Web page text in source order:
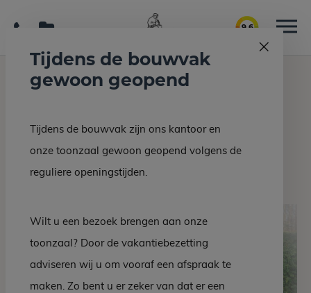
9.6
Home Grafmonumenten Grafsteen EZ 500-19
Grafsteen EZ 500-19
Tijdens de bouwvak
gewoon geopend
Tijdens de bouwvak zijn ons kantoor en
onze toonzaal gewoon geopend volgens de
reguliere openingstijden.
Wilt u een bezoek brengen aan onze
toonzaal? Door de vakantiebezetting
adviseren wij u om vooraf een afspraak te
maken. Zo bent u er zeker van dat er een